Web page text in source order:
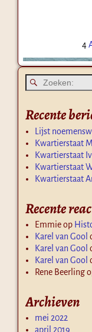
4
Recente
Lijst
Kwartierstaat
Kwartierstaat
Kwartierstaat
Kwartierstaat
Recente
Emmieop
Karel van Gool
Karel van Gool
Karel van Gool
Rene Beerling
Archieven
mei 2022
april 2019